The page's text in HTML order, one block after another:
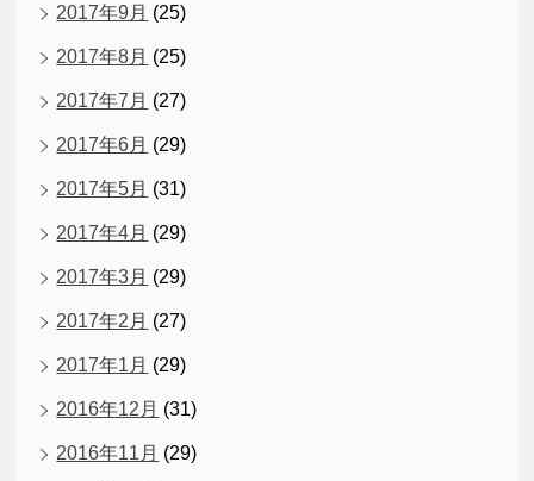
2017年9月 (25)
2017年8月 (25)
2017年7月 (27)
2017年6月 (29)
2017年5月 (31)
2017年4月 (29)
2017年3月 (29)
2017年2月 (27)
2017年1月 (29)
2016年12月 (31)
2016年11月 (29)